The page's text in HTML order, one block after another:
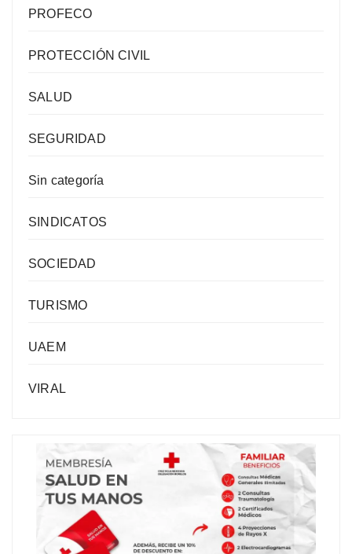
PROFECO
PROTECCIÓN CIVIL
SALUD
SEGURIDAD
Sin categoría
SINDICATOS
SOCIEDAD
TURISMO
UAEM
VIRAL